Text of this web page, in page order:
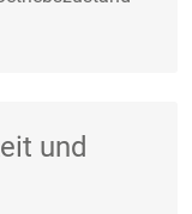
und